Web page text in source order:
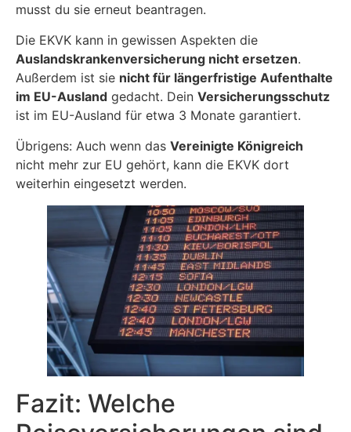
musst du sie erneut beantragen.
Die EKVK kann in gewissen Aspekten die
Auslandskrankenversicherung nicht ersetzen.
Außerdem ist sie nicht für längerfristige Aufenthalte
im EU-Ausland gedacht. Dein Versicherungsschutz
ist im EU-Ausland für etwa 3 Monate garantiert.
Übrigens: Auch wenn das Vereinigte Königreich
nicht mehr zur EU gehört, kann die EKVK dort
weiterhin eingesetzt werden.
Fazit: Welche